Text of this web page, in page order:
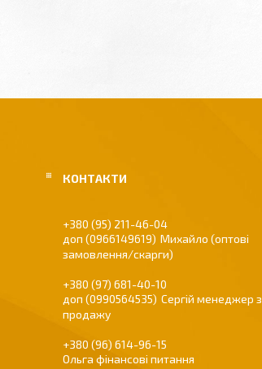
+380 (95) 211-46-04
0966149619
Михайло (оптові
замовлення/скарги)
+380 (97) 681-40-10
0990564535
Сергій менеджер з
продажу
+380 (96) 614-96-15
Ольга фінансові питання